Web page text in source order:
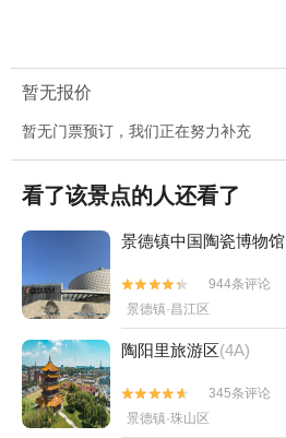
暂无报价
暂无门票预订，我们正在努力补充
看了该景点的人还看了
景德镇中国陶瓷博物馆


944条评论
景德镇·昌江区
陶阳里旅游区(4A)


345条评论
景德镇·珠山区